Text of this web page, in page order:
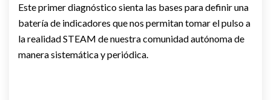
Este primer diagnóstico sienta las bases para definir una
batería de indicadores que nos permitan tomar el pulso a
la realidad STEAM de nuestra comunidad autónoma de
manera sistemática y periódica.